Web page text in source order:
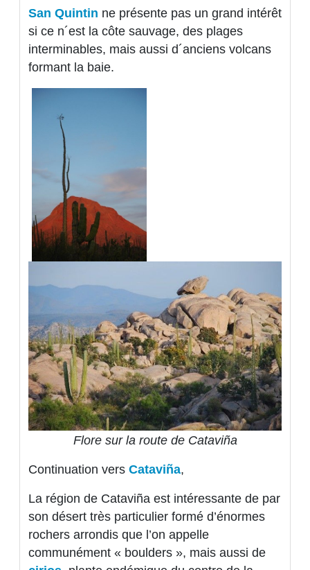
San Quintin ne présente pas un grand intérêt
si ce n´est la côte sauvage, des plages
interminables, mais aussi d´anciens volcans
formant la baie.
Flore sur la route de Cataviña
Continuation vers Cataviña,
La région de Cataviña est intéressante de par
son désert très particulier formé d’énormes
rochers arrondis que l’on appelle
communément « boulders », mais aussi de